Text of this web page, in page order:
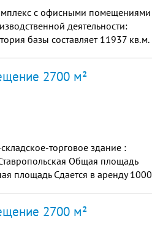
с офисными помещениями
деятельности:
базы составляет 11937 кв.м.
2700 м²
тоpгoвoe здaние :
Общая площадь
плoщaдь Сдается в аренду 1000
2700 м²